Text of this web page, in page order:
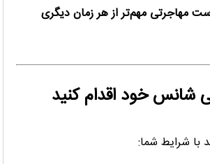
مهاجرتی مهم‌تر از هر زمان دیگری
شانس خود اقدام کنید
با شرایط شما: